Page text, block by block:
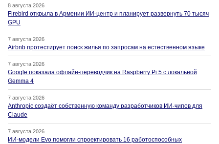
8 августа 2026
Firebird открыла в Армении ИИ-центр и планирует развернуть 70 тысяч
GPU
7 августа 2026
Airbnb протестирует поиск жилья по запросам на естественном языке
7 августа 2026
Google показала офлайн-переводчик на Raspberry Pi 5 с локальной
Gemma 4
7 августа 2026
Anthropic создаёт собственную команду разработчиков ИИ-чипов для
Claude
7 августа 2026
ИИ-модели Evo помогли спроектировать 16 работоспособных